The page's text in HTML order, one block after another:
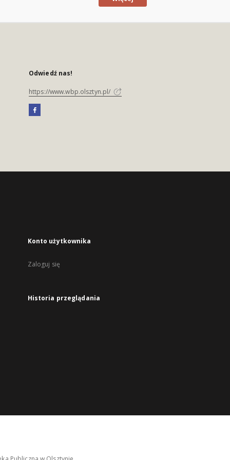
Odwiedź nas!
https://www.wbp.olsztyn.pl/
Konto użytkownika
Zaloguj się
Historia przeglądania